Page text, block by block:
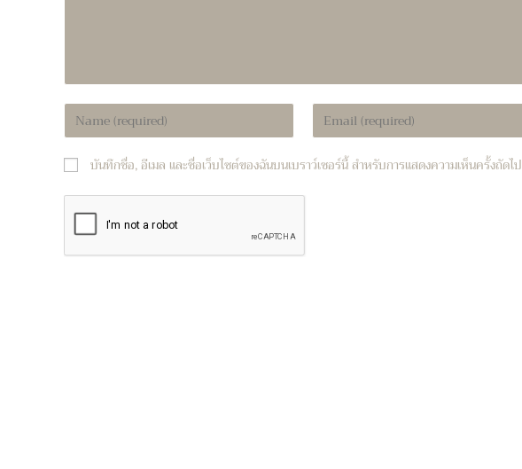
Enter
your
or
comment
Enter
your
address
บันทึกชื่อ, อีเมล และชื่อเว็บไซต์ของฉันบนเบราว์เซอร์นี้ สำหรับการแสดงความเห็นครั้งถัดไป